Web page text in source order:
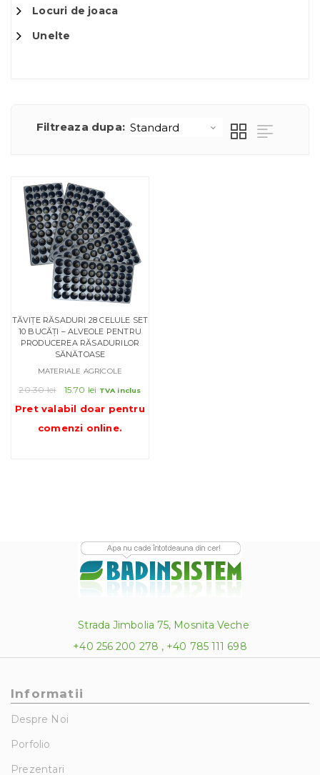
Locuri de joaca
Unelte
Filtreaza dupa:
TĂVIȚE RĂSADURI 28 CELULE SET
10 BUCĂȚI – ALVEOLE PENTRU
PRODUCEREA RĂSADURILOR
SĂNĂTOASE
MATERIALE AGRICOLE
20.30lei
Prețul
a
fost:
15.70 lei Prețul
este:
15.70 lei.
TVA inclus
Pret valabil doar pentru
comenzi online.
Strada Jimbolia 75, Mosnita Veche
+40 256 200 278 , +40 785 111 698
Informatii
Despre Noi
Porfolio
Prezentari